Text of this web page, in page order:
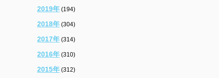
2019年 (194)
2018年 (304)
2017年 (314)
2016年 (310)
2015年 (312)